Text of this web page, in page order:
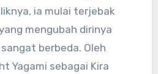
ia mulai terjebak
mengubah dirinya
berbeda. Oleh
Yagami sebagai Kira